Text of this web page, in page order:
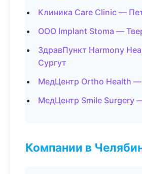
Клиника Care Clinic —
ООО Implant Stoma —
ЗдравПункт Harmony
Сургут
МедЦентр Ortho Health
МедЦентр Smile Surgery
Компании в